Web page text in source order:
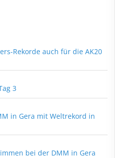
Rekorde auch für die AK20
3
in Gera mit Weltrekord in
bei der DMM in Gera